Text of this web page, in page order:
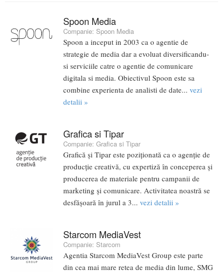
Spoon Media
Companie: Spoon Media
Spoon a inceput in 2003 ca o agentie de
strategie de media dar a evoluat diversificandu-
si serviciile catre o agentie de comunicare
digitala si media. Obiectivul Spoon este sa
combine experienta de analisti de date... vezi
detalii »
Grafica si Tipar
Companie: Grafica si Tipar
Grafică şi Tipar este poziţionată ca o agenţie de
producţie creativă, cu expertiză în conceperea şi
producerea de materiale pentru campanii de
marketing şi comunicare. Activitatea noastră se
desfăşoară în jurul a 3... vezi detalii »
Starcom MediaVest
Companie: Starcom
Agentia Starcom MediaVest Group este parte
din cea mai mare retea de media din lume, SMG